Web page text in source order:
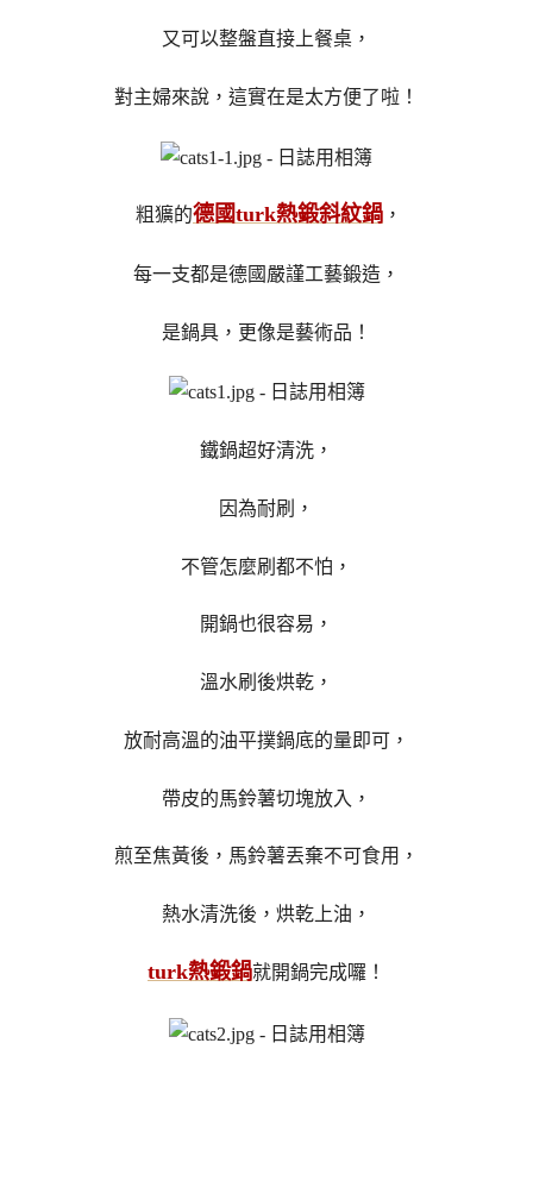
又可以整盤直接上餐桌，
對主婦來說，這實在是太方便了啦！
粗獷的德國turk熱鍛斜紋鍋 ，
每一支都是德國嚴謹工藝鍛造，
是鍋具，更像是藝術品！
鐵鍋超好清洗，
因為耐刷，
不管怎麼刷都不怕，
開鍋也很容易，
溫水刷後烘乾，
放耐高溫的油平撲鍋底的量即可，
帶皮的馬鈴薯切塊放入，
煎至焦黃後，馬鈴薯丟棄不可食用，
熱水清洗後，烘乾上油，
turk熱鍛鍋就開鍋完成囉！